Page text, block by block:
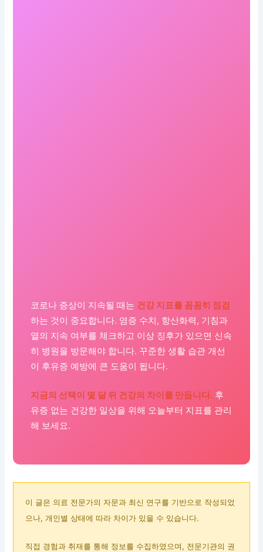
코로나 증상이 지속될 때는 건강 지표를 꼼꼼히 점검
하는 것이 중요합니다. 염증 수치, 항산화력, 기침과
열의 지속 여부를 체크하고 이상 징후가 있으면 신속
히 병원을 방문해야 합니다. 꾸준한 생활 습관 개선
이 후유증 예방에 큰 도움이 됩니다.
지금의 선택이 몇 달 뒤 건강의 차이를 만듭니다. 후
유증 없는 건강한 일상을 위해 오늘부터 지표를 관리
해 보세요.
이 글은 의료 전문가의 자문과 최신 연구를 기반으로 작성되었
으나, 개인별 상태에 따라 차이가 있을 수 있습니다.
직접 경험과 취재를 통해 정보를 수집하였으며, 전문기관의 권